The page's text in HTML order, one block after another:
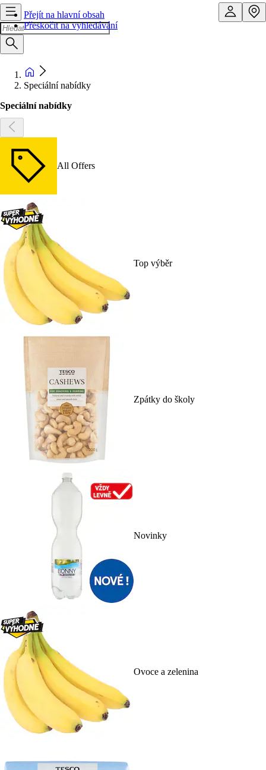
Přejít na hlavní obsah
Přeskočit na vyhledávání
Speciální nabídky
Speciální nabídky
All Offers
Top výběr
Zpátky do školy
Novinky
Ovoce a zelenina